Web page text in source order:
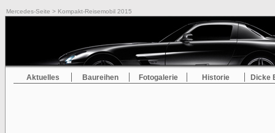
Mercedes-Seite > Kompakt-Reisemobil 2015
Aktuelles Baureihen Fotogalerie Historie Dicke